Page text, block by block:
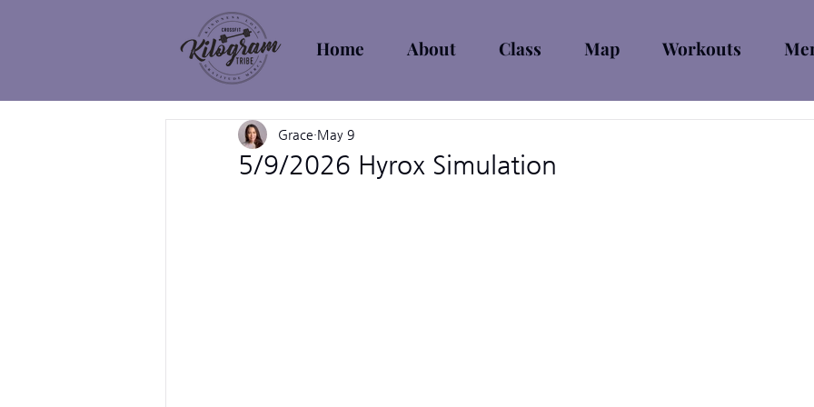
Home About Class Map Workouts
5/9/2026 Hyrox Simulation
Grace May 9